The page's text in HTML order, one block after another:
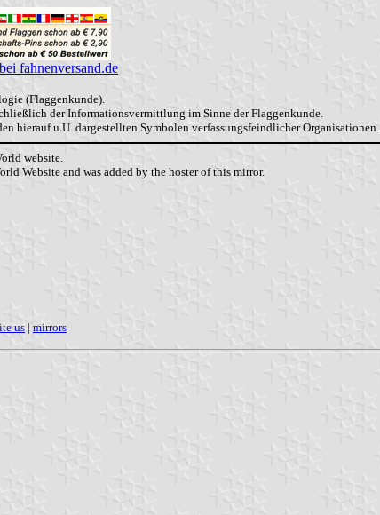
fahnenversand.de
(Flaggenkunde).
der Informationsvermittlung im Sinne der Flaggenkunde.
hierauf u.U. dargestellten Symbolen verfassungsfeindlicher Organisationen.
website.
Website and was added by the hoster of this mirror.
us | mirrors